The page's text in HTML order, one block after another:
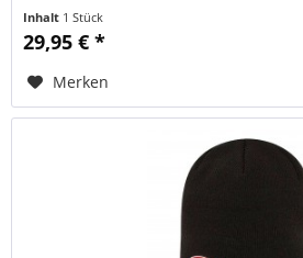
Inhalt 1 Stück
29,95 € *
Merken